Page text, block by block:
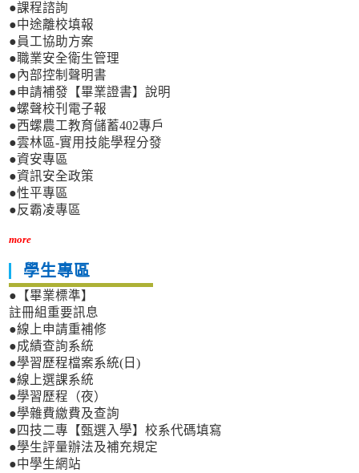
●課程諮詢
●中途離校填報
●員工協助方案
●職業安全衛生管理
●內部控制聲明書
●申請補發【畢業證書】說明
●螺聲校刊電子報
●西螺農工教育儲蓄402專戶
●雲林區-實用技能學程分發
●資安專區
●資訊安全政策
●性平專區
●反霸凌專區
more
學生專區
●【畢業標準】
註冊組重要訊息
●線上申請重補修
●成績查詢系統
●學習歷程檔案系統(日)
●線上選課系統
●學習歷程（夜）
●學雜費繳費及查詢
●四技二專【甄選入學】校系代碼填寫
●學生評量辦法及補充規定
●中學生網站